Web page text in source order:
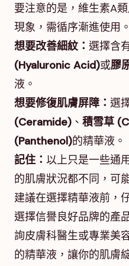
要注意的是，維生素A
現象，需循序漸進使用。
想要改善細紋： 選擇含
(Hyaluronic Acid)或膠
液。
想要修復肌膚屏障： 選
(Ceramide) 、 積雪草
(Panthenol)的精華液。
記住： 以上只是一些通
的肌膚狀況都不同，可
建議在選擇精華液前，
選擇信譽良好品牌的產
詢皮膚科醫生或專業美
的精華液，讓你的肌膚